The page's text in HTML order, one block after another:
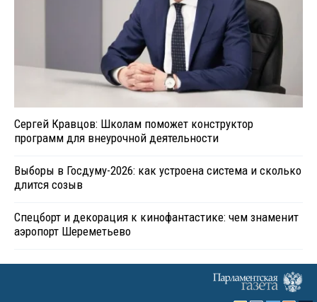
Сергей Кравцов: Школам поможет конструктор
программ для внеурочной деятельности
Выборы в Госдуму-2026: как устроена система и сколько
длится созыв
Спецборт и декорация к кинофантастике: чем знаменит
аэропорт Шереметьево